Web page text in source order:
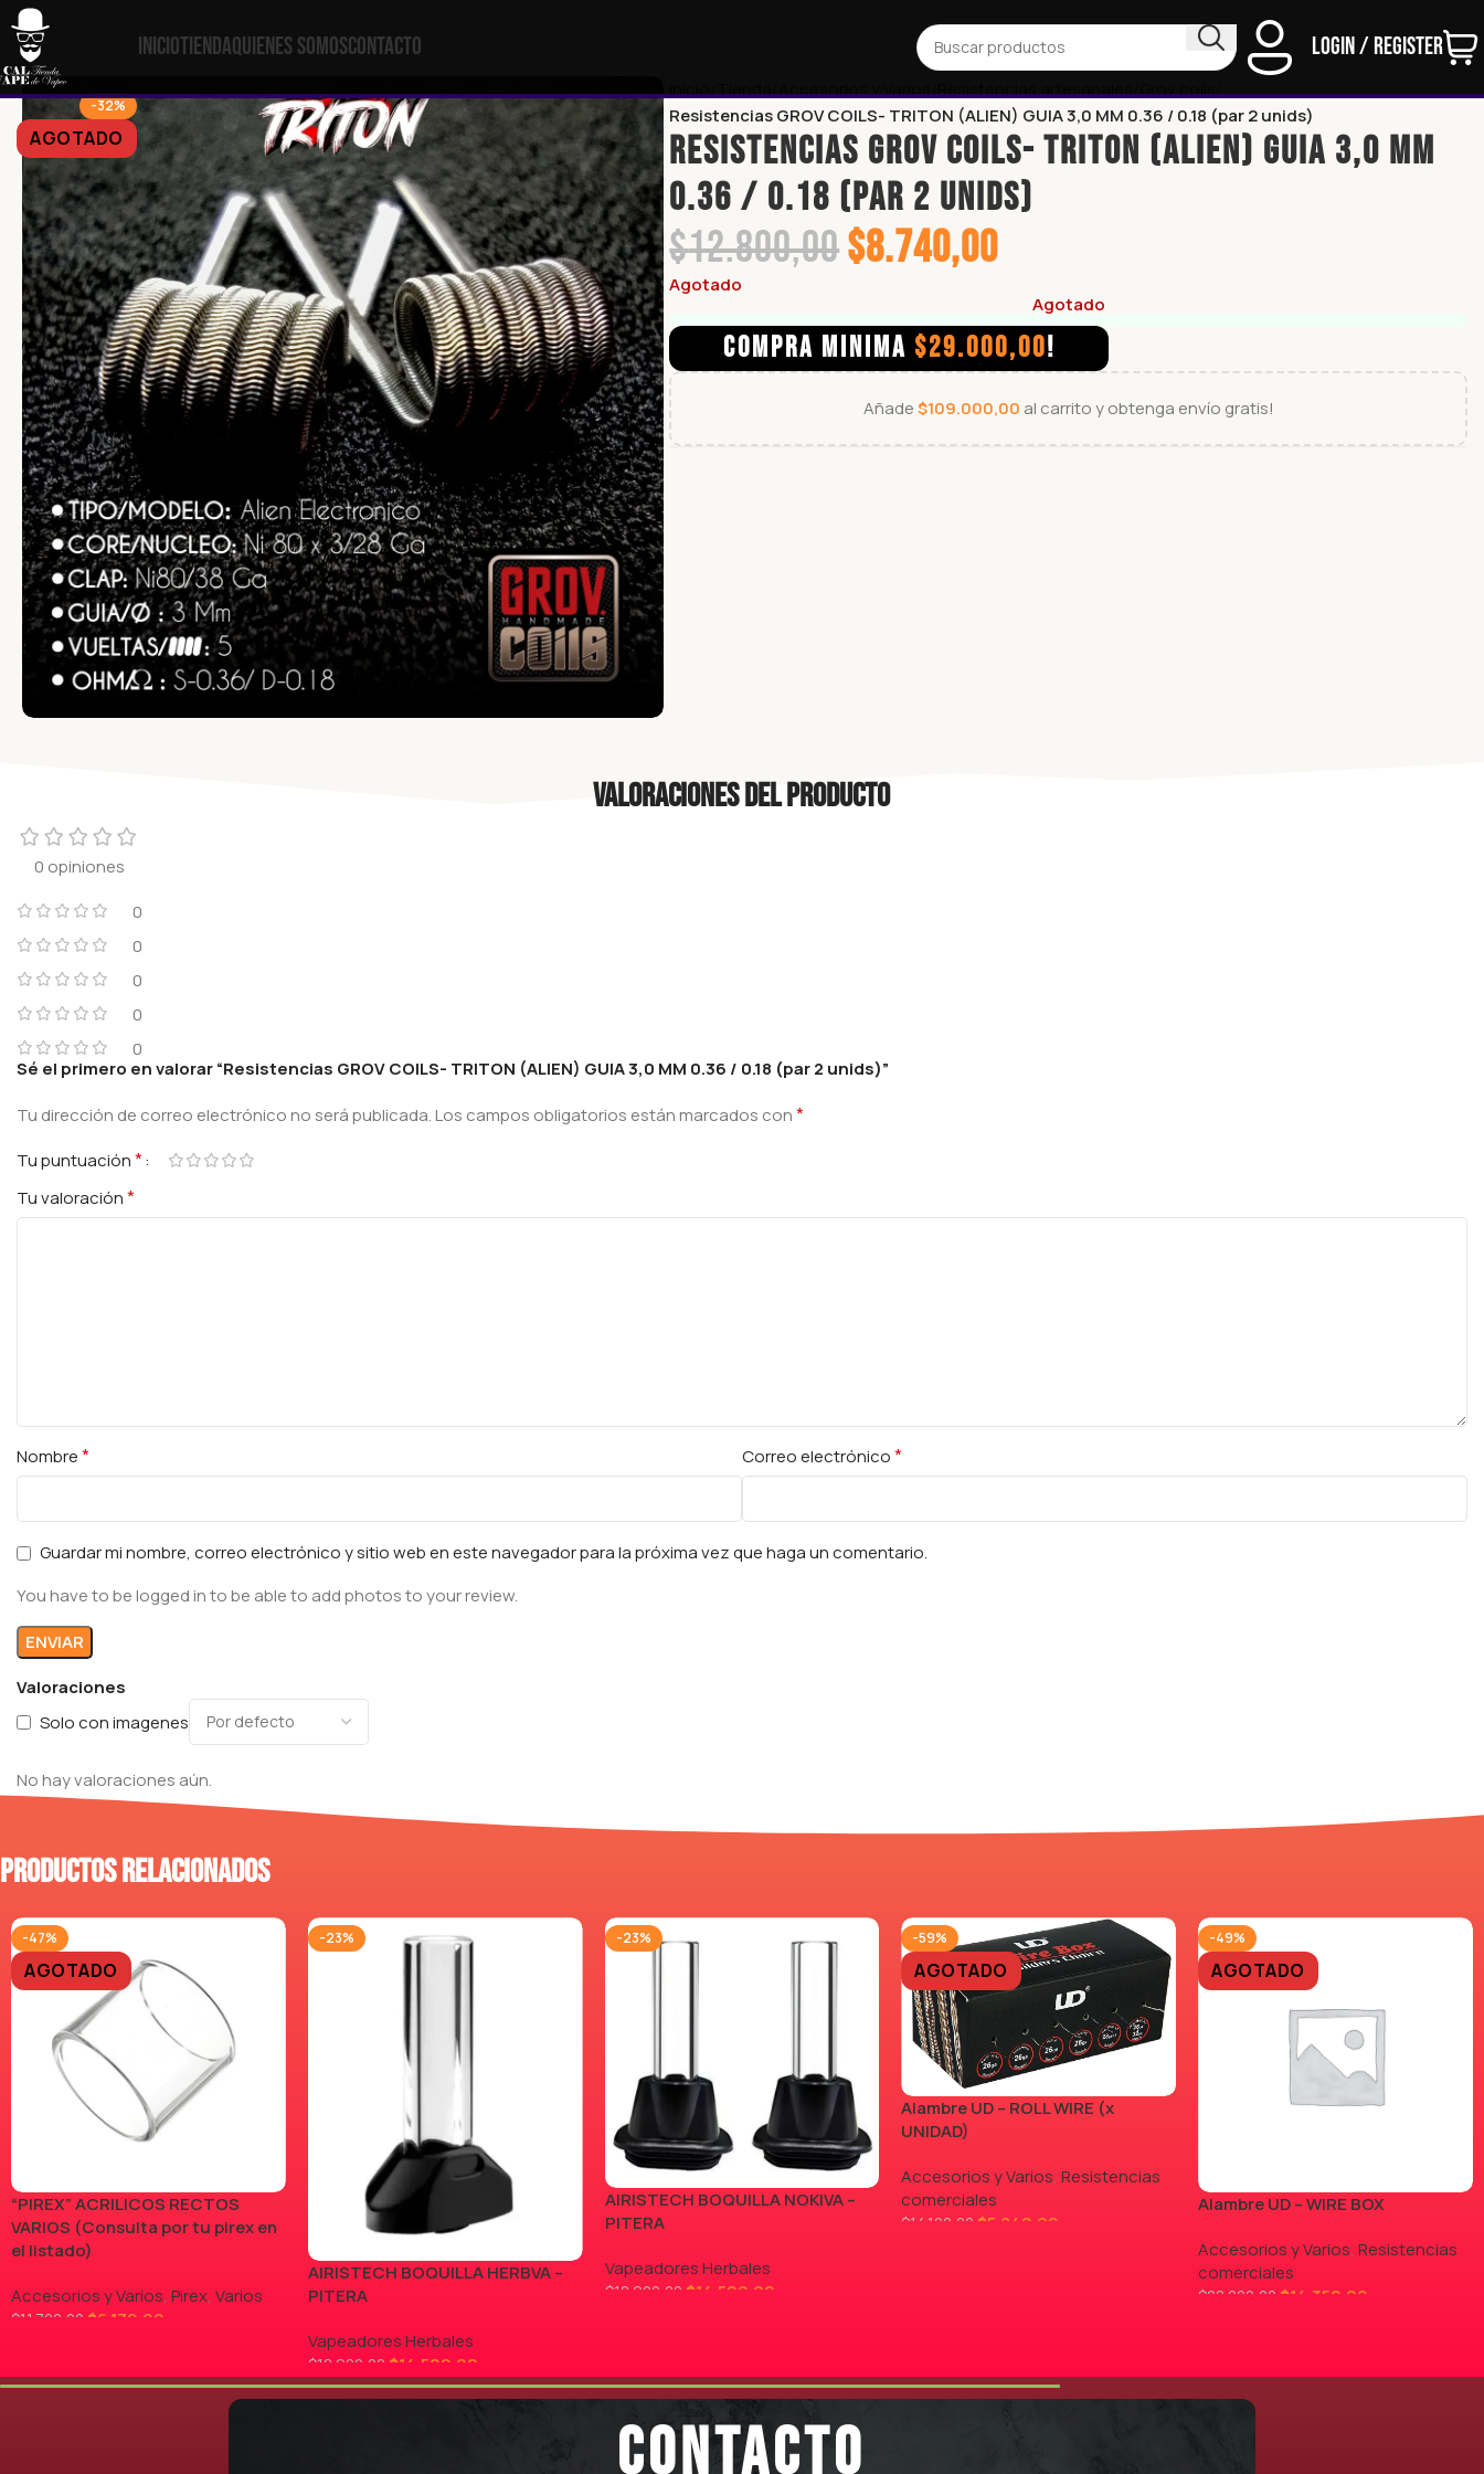
InicioTiendaQuienes SomosContacto Login / Register
-32%
AGOTADO
Inicio Tienda Accesorios y Varios Resistencias artesanales Grov coils
Resistencias GROV COILS- TRITON (ALIEN) GUIA 3,0 MM 0.36 / 0.18 (par 2 unids)
Resistencias GROV COILS- TRITON (ALIEN) GUIA 3,0 MM
0.36 / 0.18 (par 2 unids)
$12.800,00$8.740,00
Agotado
Agotado
COMPRA MINIMA $29.000,00!
Añade$109.000,00 al carrito y obtenga envío gratis!
Valoraciones del producto
0 opiniones
0
0
0
0
0
Valoraciones
Solo con imagenes
No hay valoraciones aún.
Sé el primero en valorar “Resistencias GROV COILS- TRITON (ALIEN) GUIA 3,0 MM 0.36 / 0.18 (par 2 unids)”
Tu dirección de correo electrónico no será publicada.Los campos obligatorios están marcados con*
Tu puntuación*
Tu valoración*
Nombre* Correo electrónico*
Guardar mi nombre, correo electrónico y sitio web en este navegador para la próxima vez que haga un comentario.
You have to be logged in to be able to add photos to your review.
Productos relacionados
-47%
AGOTADO
“PIREX” ACRILICOS RECTOS
VARIOS (Consulta por tu pirex en
el listado)
Accesorios y Varios, Pirex, Varios
$11.700,00 $6.170,00
-23%
AIRISTECH BOQUILLA HERBVA –
PITERA
Vapeadores Herbales
$18.900,00 $14.500,00
AGREGAR AL CARRITO
-23%
AIRISTECH BOQUILLA NOKIVA –
PITERA
Vapeadores Herbales
$18.900,00 $14.500,00
-59%
AGOTADO
Alambre UD – ROLL WIRE (x
UNIDAD)
Accesorios y Varios,Resistencias
comerciales
$14.100,00 $5.840,00
-49%
AGOTADO
Alambre UD – WIRE BOX
Accesorios y Varios,Resistencias
comerciales
$28.000,00 $14.350,00
CONTACTO